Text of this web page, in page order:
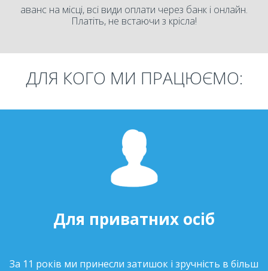
аванс на місці, всі види оплати через банк і онлайн.
Платіть, не встаючи з крісла!
ДЛЯ КОГО МИ ПРАЦЮЄМО:
Для приватних осіб
За 11 років ми принесли затишок і зручність в більш